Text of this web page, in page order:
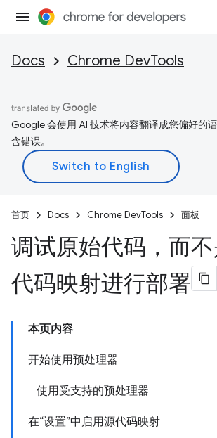
Docs Chrome DevTools
Google 会使用 AI 技术将内容翻译成您偏好的
含错误。
首页 Docs Chrome DevTools 面板
调试原始代码，而
代码映射进行部署
本页内容
开始使用预处理器
使用受支持的预处理器
在“设置”中启用源代码映射